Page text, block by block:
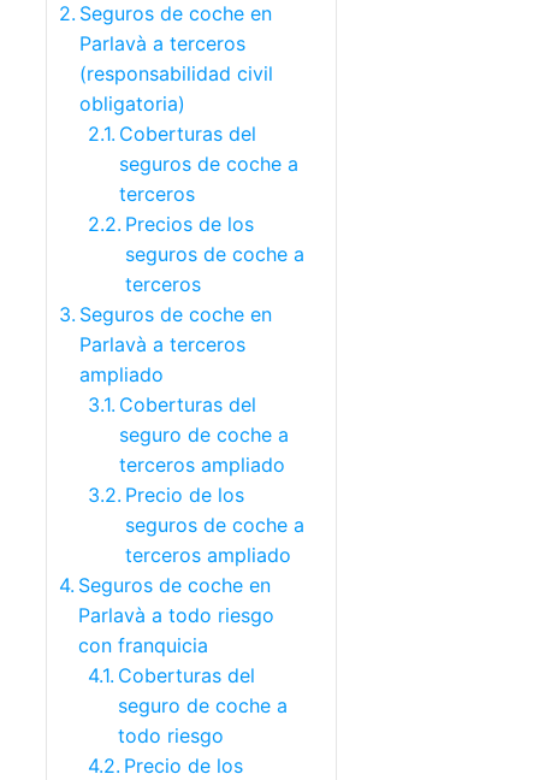
Seguros de coche en
Parlavà a terceros
(responsabilidad civil
obligatoria)
Coberturas del
seguros de coche a
terceros
Precios de los
seguros de coche a
terceros
Seguros de coche en
Parlavà a terceros
ampliado
Coberturas del
seguro de coche a
terceros ampliado
Precio de los
seguros de coche a
terceros ampliado
Seguros de coche en
Parlavà a todo riesgo
con franquicia
Coberturas del
seguro de coche a
todo riesgo
Precio de los